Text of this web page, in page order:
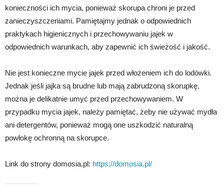
konieczności ich mycia, ponieważ skorupa chroni je przed
zanieczyszczeniami. Pamiętajmy jednak o odpowiednich
praktykach higienicznych i przechowywaniu jajek w
odpowiednich warunkach, aby zapewnić ich świeżość i jakość.
Nie jest konieczne mycie jajek przed włożeniem ich do lodówki.
Jednak jeśli jajka są brudne lub mają zabrudzoną skorupkę,
można je delikatnie umyć przed przechowywaniem. W
przypadku mycia jajek, należy pamiętać, żeby nie używać mydła
ani detergentów, ponieważ mogą one uszkodzić naturalną
powłokę ochronną na skorupce.
Link do strony domosia.pl: https://domosia.pl/